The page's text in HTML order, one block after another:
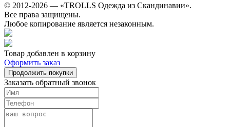
© 2012-2026 — «TROLLS Одежда из Скандинавии».
Все права защищены.
Любое копирование является незаконным.
Товар добавлен в корзину
Оформить заказ
Продолжить покупки
Заказать обратный звонок